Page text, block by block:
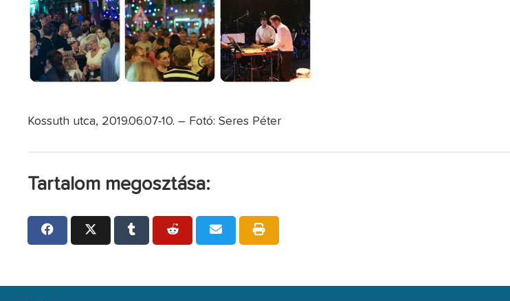
Kossuth utca, 2019.06.07-10. – Fotó: Seres Péter
Tartalom megosztása: